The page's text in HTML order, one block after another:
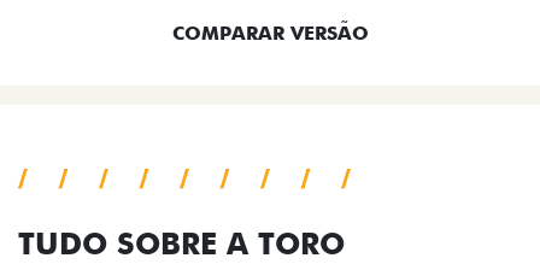
COMPARAR VERSÃO
TUDO SOBRE A TORO